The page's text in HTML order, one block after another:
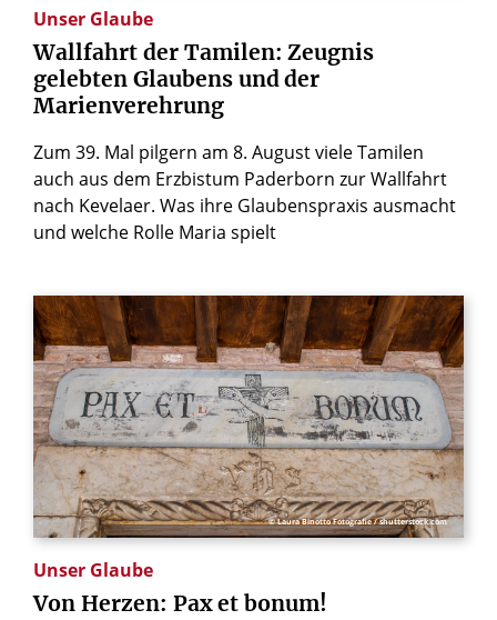
Unser Glaube
Wallfahrt der Tamilen: Zeugnis
gelebten Glaubens undder
Marienverehrung
Zum 39. Mal pilgern am 8. August viele Tamilen
auch aus dem Erzbistum Paderborn zur Wallfahrt
nach Kevelaer. Was ihre Glaubenspraxis ausmacht
und welche Rolle Maria spielt
© Laura Binotto Fotografie / shutterstock.com
Unser Glaube
Von Herzen: Paxet bonum!